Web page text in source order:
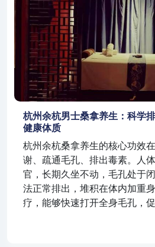
杭州余杭男士桑拿养生：科学
健康体质
杭州余杭桑拿养生的核心功效
谢、疏通毛孔、排出毒素。人
官，长期久坐不动，毛孔处于
法正常排出，堆积在体内加重
疗，能够快速打开全身毛孔，